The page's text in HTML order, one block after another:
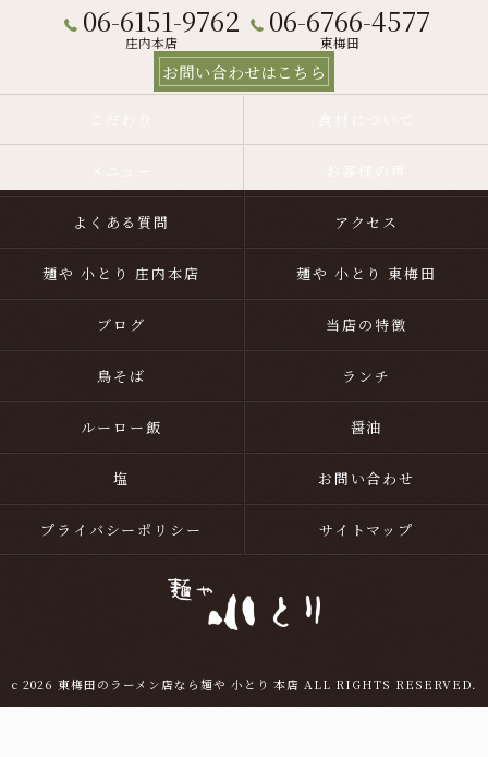
06-6151-9762
庄内本店
06-6766-4577
東梅田
お問い合わせはこちら
よくある質問 アクセス
麺や 小とり 庄内本店 麺や 小とり 東梅田
ブログ 当店の特徴
鳥そば ランチ
ルーロー飯 醤油
塩 お問い合わせ
プライバシーポリシー サイトマップ
c 2026 東梅田のラーメン店なら麺や 小とり 本店 ALL RIGHTS RESERVED.